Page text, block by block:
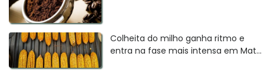
Colheita do milho ganha ritmo e
entra na fase mais intensa em Mat...